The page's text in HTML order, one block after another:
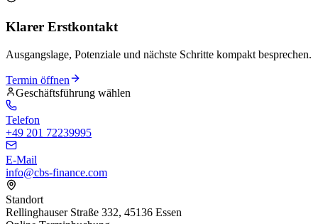
Klarer Erstkontakt
Ausgangslage, Potenziale und nächste Schritte kompakt besprechen.
Termin öffnen
Geschäftsführung wählen
Telefon
+49 201 72239995
E-Mail
info@cbs-finance.com
Standort
Rellinghauser Straße 332, 45136 Essen